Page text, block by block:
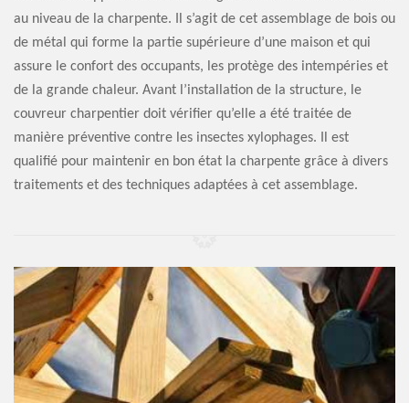
au niveau de la charpente. Il s’agit de cet assemblage de bois ou
de métal qui forme la partie supérieure d’une maison et qui
assure le confort des occupants, les protège des intempéries et
de la grande chaleur. Avant l’installation de la structure, le
couvreur charpentier doit vérifier qu’elle a été traitée de
manière préventive contre les insectes xylophages. Il est
qualifié pour maintenir en bon état la charpente grâce à divers
traitements et des techniques adaptées à cet assemblage.